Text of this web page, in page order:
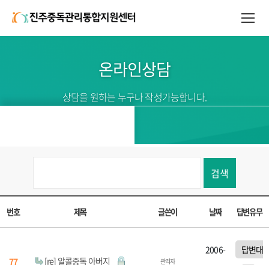
온라인상담
상담을 원하는 누구나 작성가능합니다.
검색
번호 제목 글쓴이 날짜 답변유무
77 [re] 알콜중독 아버지 관리자
2006-
답변대